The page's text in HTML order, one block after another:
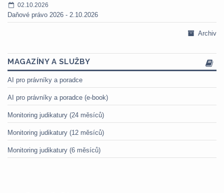
02.10.2026
Daňové právo 2026 - 2.10.2026
Archiv
MAGAZÍNY A SLUŽBY
AI pro právníky a poradce
AI pro právníky a poradce (e-book)
Monitoring judikatury (24 měsíců)
Monitoring judikatury (12 měsíců)
Monitoring judikatury (6 měsíců)